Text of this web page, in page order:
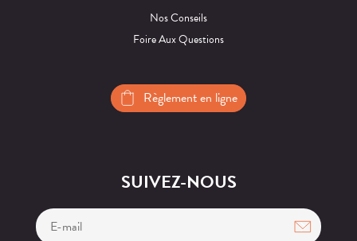
Nos Conseils
Foire Aux Questions
Règlement en ligne
SUIVEZ-NOUS